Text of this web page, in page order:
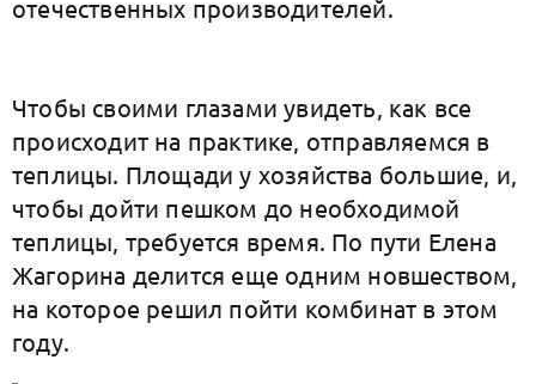
отечественных производителей.
Чтобы своими глазами увидеть, как все
происходит на практике, отправляемся в
теплицы. Площади у хозяйства большие, и,
чтобы дойти пешком до необходимой
теплицы, требуется время. По пути Елена
Жагорина делится еще одним новшеством,
на которое решил пойти комбинат в этом
году.